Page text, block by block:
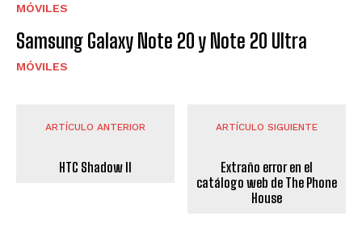
MÓVILES
Samsung Galaxy Note 20 y Note 20 Ultra
MÓVILES
ARTÍCULO ANTERIOR
HTC Shadow II
ARTÍCULO SIGUIENTE
Extraño error en el
catálogo web de The Phone
House